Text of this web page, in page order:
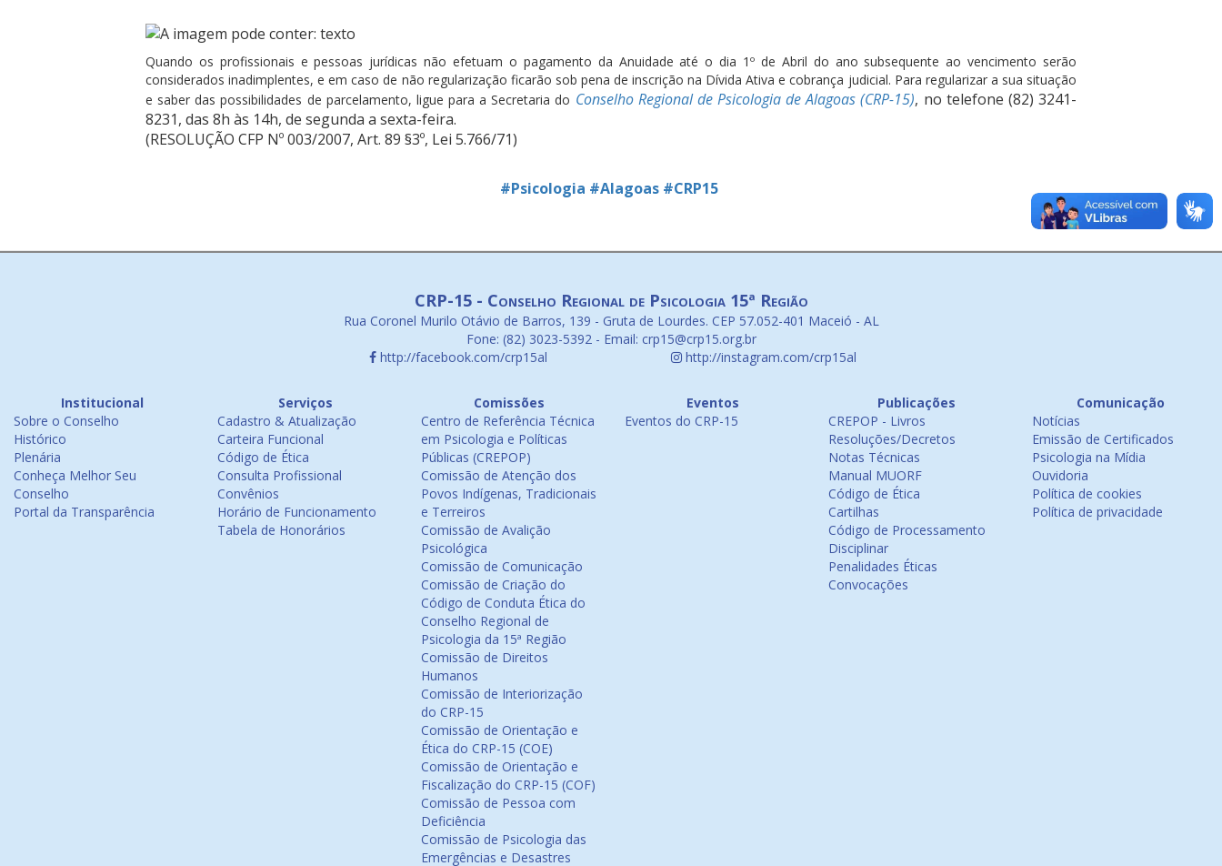
Quando os profissionais e pessoas jurídicas não efetuam o pagamento da Anuidade até o dia 1º de Abril do ano subsequente ao vencimento serão
considerados inadimplentes, e em caso de não regularização ficarão sob pena de inscrição na Dívida Ativa e cobrança judicial. Para regularizar a sua situação
e saber das possibilidades de parcelamento, ligue para a Secretaria do Conselho Regional de Psicologia de Alagoas (CRP-15), no telefone (82) 3241-
8231, das 8h às 14h, de segunda a sexta-feira.
(RESOLUÇÃO CFP Nº 003/2007, Art. 89 §3º, Lei 5.766/71)
#Psicologia #Alagoas #CRP15
CRP-15 - Conselho Regional de Psicologia 15ª Região
Rua Coronel Murilo Otávio de Barros, 139 - Gruta de Lourdes. CEP 57.052-401 Maceió - AL
Fone: (82) 3023-5392 - Email: crp15@crp15.org.br
http://facebook.com/crp15al
http://instagram.com/crp15al
Institucional
Sobre o Conselho
Histórico
Plenária
Conheça Melhor Seu
Conselho
Portal da Transparência
Serviços
Cadastro & Atualização
Carteira Funcional
Código de Ética
Consulta Profissional
Convênios
Horário de Funcionamento
Tabela de Honorários
Comissões
Centro de Referência Técnica
em Psicologia e Políticas
Públicas (CREPOP)
Comissão de Atenção dos
Povos Indígenas, Tradicionais
e Terreiros
Comissão de Avalição
Psicológica
Comissão de Comunicação
Comissão de Criação do
Código de Conduta Ética do
Conselho Regional de
Psicologia da 15ª Região
Comissão de Direitos
Humanos
Comissão de Interiorização
do CRP-15
Comissão de Orientação e
Ética do CRP-15 (COE)
Comissão de Orientação e
Fiscalização do CRP-15 (COF)
Comissão de Pessoa com
Deficiência
Comissão de Psicologia das
Emergências e Desastres
Eventos
Eventos do CRP-15
Publicações
CREPOP - Livros
Resoluções/Decretos
Notas Técnicas
Manual MUORF
Código de Ética
Cartilhas
Código de Processamento
Disciplinar
Penalidades Éticas
Convocações
Comunicação
Notícias
Emissão de Certificados
Psicologia na Mídia
Ouvidoria
Política de cookies
Política de privacidade